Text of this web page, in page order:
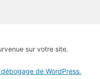
sur votre site.
de WordPress.